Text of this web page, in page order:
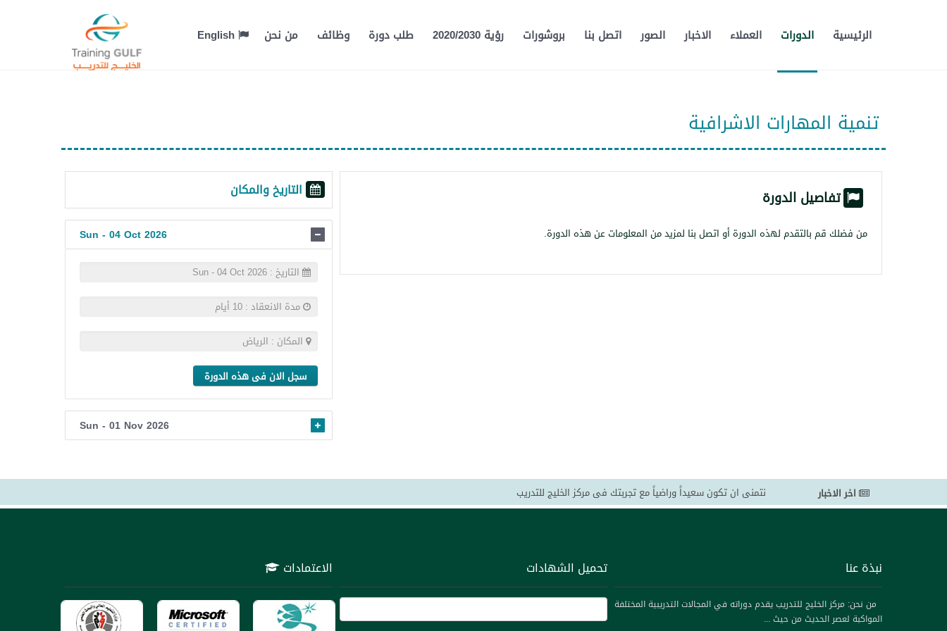
الرئيسية الدورات العملاء الاخبار الصور اتصل بنا بروشورات رؤية 2020/2030 طلب دورة وظائف من نحن
تنمية المهارات الاشرافية
تفاصيل الدورة
من فضلك قم بالتقدم لهذه الدورة أو اتصل بنا لمزيد من المعلومات عن هذه الدورة.
التاريخ والمكان
Sun - 04 Oct 2026
التاريخ : Sun - 04 Oct 2026
مدة الانعقاد : 10 أيام
المكان : الرياض
سجل الان فى هذه الدورة
Sun - 01 Nov 2026
اخر الاخبار
نتمنى ان تكون سعيداً وراضياً مع تجربتك فى مركز الخليج للتدريب
شاركونا بالإطلاع على بروشورات الدورات المؤكدة على موقعنا والتي تقدم لكم بتخفيضات كبيرة
مرحب بكم في موقعنا مركز الخليج للتدريب نتمنى ان نكون عند حسن ظنكم
نحن ملتزمون بتقديم حلول تدريبية حديثة ومتكاملة من حيث الأداء وخدمة عالية الجودة ونسعى جاهدين لتحقيق رضا عملائنا من خلال خبرات فريق العمل
لدينا
نبذة عنا
من نحن: مركز الخليج للتدريب يقدم دوراته في المجالات التدريبية المختلفة
المواكبة لعصر الحديث من حيث ...
تحميل الشهادات الاعتمادات